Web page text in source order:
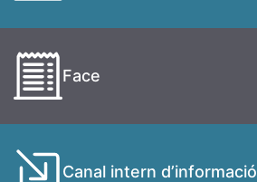
Face
Canal intern d’informació